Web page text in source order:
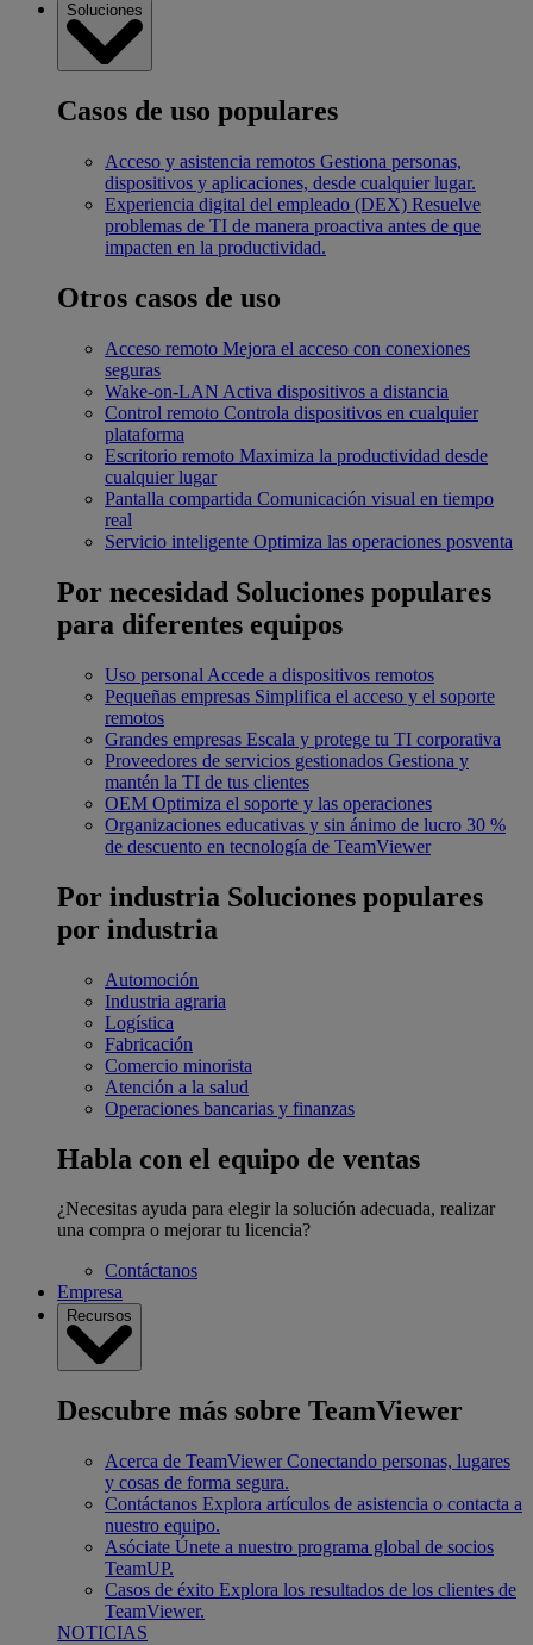
Soluciones
Casos de uso populares
Acceso y asistencia remotos Gestiona personas,
dispositivos y aplicaciones, desde cualquier lugar.
Experiencia digital del empleado (DEX) Resuelve
problemas de TI de manera proactiva antes de que
impacten en la productividad.
Otros casos de uso
Acceso remoto Mejora el acceso con conexiones
seguras
Wake-on-LAN Activa dispositivos a distancia
Control remoto Controla dispositivos en cualquier
plataforma
Escritorio remoto Maximiza la productividad desde
cualquier lugar
Pantalla compartida Comunicación visual en tiempo
real
Servicio inteligente Optimiza las operaciones posventa
Por necesidad Soluciones populares
para diferentes equipos
Uso personal Accede a dispositivos remotos
Pequeñas empresas Simplifica el acceso y el soporte
remotos
Grandes empresas Escala y protege tu TI corporativa
Proveedores de servicios gestionados Gestiona y
mantén la TI de tus clientes
OEM Optimiza el soporte y las operaciones
Organizaciones educativas y sin ánimo de lucro 30 %
de descuento en tecnología de TeamViewer
Por industria Soluciones populares
por industria
Automoción
Industria agraria
Logística
Fabricación
Comercio minorista
Atención a la salud
Operaciones bancarias y finanzas
Habla con el equipo de ventas
¿Necesitas ayuda para elegir la solución adecuada, realizar
una compra o mejorar tu licencia?
Contáctanos
Empresa
Recursos
Descubre más sobre TeamViewer
Acerca de TeamViewer Conectando personas, lugares
y cosas de forma segura.
Contáctanos Explora artículos de asistencia o contacta a
nuestro equipo.
Asóciate Únete a nuestro programa global de socios
TeamUP.
Casos de éxito Explora los resultados de los clientes de
TeamViewer.
NOTICIAS